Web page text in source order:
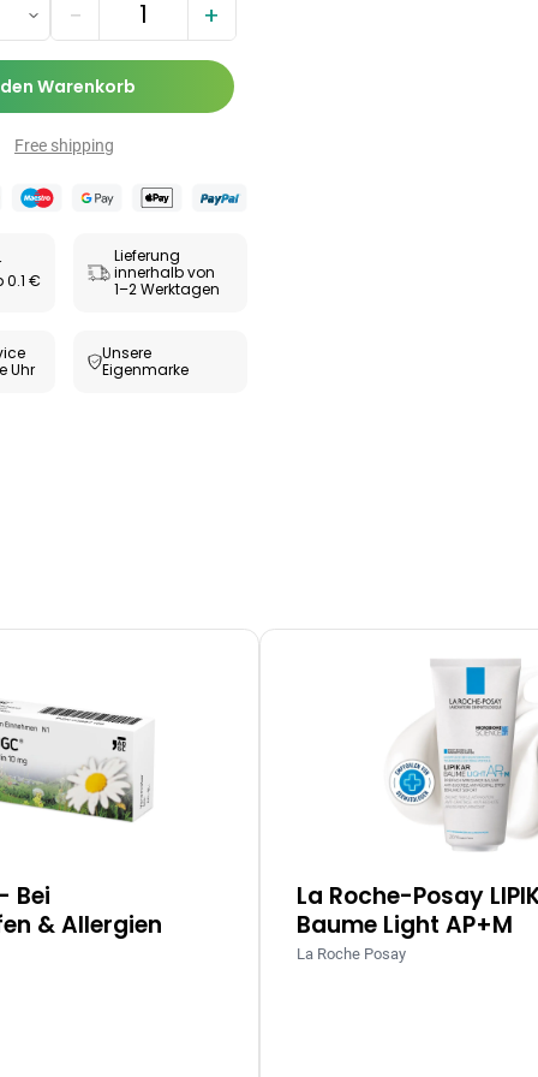
zur
Wert-
€ 17,47 € -26%
extra
€
− +
Warenkorb
Free shipping
€
Lieferung
innerhalb von
1–2 Werktagen
Uhr
Unsere
Eigenmarke
Bei
& Allergien
La Roche-Posay
Baume Light AP+M
La Roche Posay